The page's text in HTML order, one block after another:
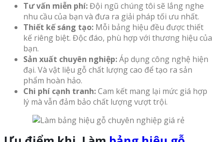
Tư vấn miễn phí:Đội ngũ chúng tôi sẽ lắng nghe
nhu cầu của bạn và đưa ra giải pháp tối ưu nhất.
Thiết kế sáng tạo: Mỗi bảng hiệu đều được thiết
kế riêng biệt. Độc đáo, phù hợp với thương hiệu của
bạn.
Sản xuất chuyên nghiệp:Áp dụng công nghệ hiện
đại. Và vật liệu gỗ chất lượng cao để tạo ra sản
phẩm hoàn hảo.
Chi phí cạnh tranh:Cam kết mang lại mức giá hợp
lý mà vẫn đảm bảo chất lượng vượt trội.